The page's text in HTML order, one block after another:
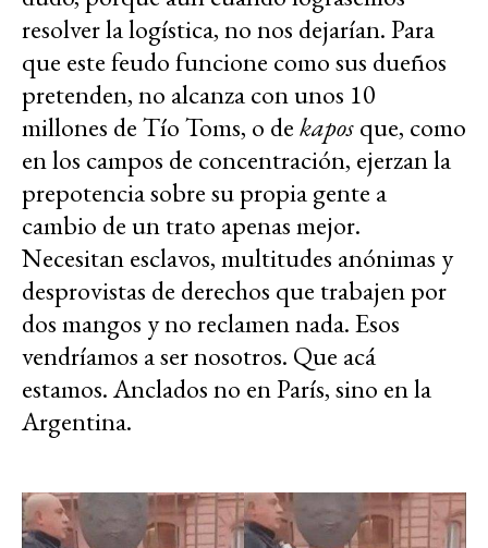
resolver la logística, no nos dejarían. Para
que este feudo funcione como sus dueños
pretenden, no alcanza con unos 10
millones de Tío Toms, o dekaposque, como
en los campos de concentración, ejerzan la
prepotencia sobre su propia gente a
cambio de un trato apenas mejor.
Necesitan esclavos, multitudes anónimas y
desprovistas de derechos que trabajen por
dos mangos y no reclamen nada. Esos
vendríamos a ser nosotros. Que acá
estamos. Anclados no en París, sino en la
Argentina.